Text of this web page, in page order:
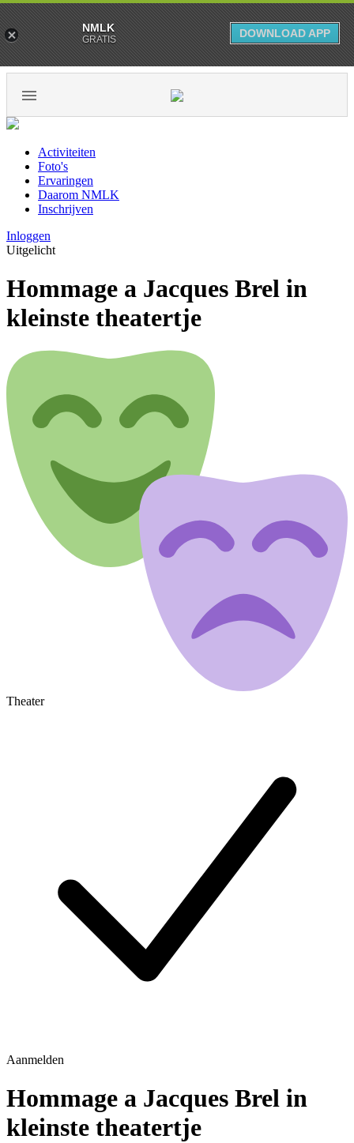
Activiteiten
Foto's
Ervaringen
Daarom NMLK
Inschrijven
Inloggen
Uitgelicht
Hommage a Jacques Brel in
kleinste theatertje
Theater
Aanmelden
Hommage a Jacques Brel in
kleinste theatertje
NMLK
GRATIS DOWNLOAD APP